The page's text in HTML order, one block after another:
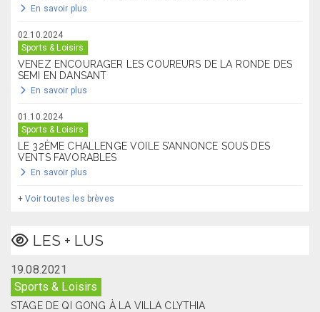
En savoir plus
02.10.2024
Sports & Loisirs
VENEZ ENCOURAGER LES COUREURS DE LA RONDE DES
SEMI EN DANSANT
En savoir plus
01.10.2024
Sports & Loisirs
LE 32ÈME CHALLENGE VOILE S’ANNONCE SOUS DES
VENTS FAVORABLES
En savoir plus
+Voir toutes les brèves
LES + LUS
19.08.2021
Sports & Loisirs
STAGE DE QI GONG À LA VILLA CLYTHIA